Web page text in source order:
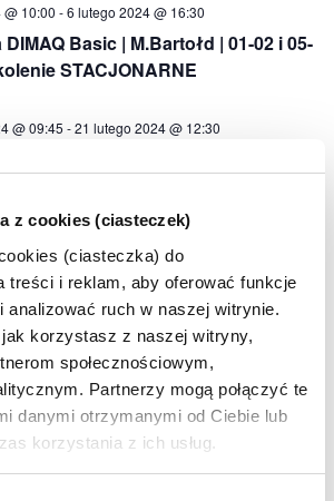
z cookies (ciasteczek)
(ciasteczka) do
treści i reklam, aby oferować funkcje
analizować ruch w naszej witrynie.
korzystasz z naszej witryny,
społecznościowym,
Partnerzy mogą połączyć te
danymi otrzymanymi od Ciebie lub
korzystania z ich usług.
Basic | M.Bartołd | 01-02 i 05-
STACJONARNE
10:00 -6 lutego 2024 @ 16:30
@ 09:45 -21 lutego 2024 @ 12:30
Basic | J.Spytek | 21.02-01.03
ONLINE
Professional | B.Paczyński |
| szkolenie ONLINE
@ 13:15-1 marca 2024 @ 16:00